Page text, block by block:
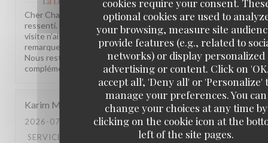
cookies require your consent.
optional cookies are used to
your browsing, measure site
provide features (e.g., related to
networks) or display personalized
advertising or content. Click on
accept all', 'Deny all' or 'Personalize'
manage your preferences. You can
change your choices at any time by
clicking on the cookie icon at the
left of the site pages.
Cher Charles, Merci d'avoir pris le temps de partager votre
ressenti. Nous sommes sincèrement désolés que votre
visite n'ait pas été à la hauteur de vos attentes. Vos
remarques sont précieuses et nous les prenons à cœur.
Nous restons à votre disposition pour tout échange
complémentaire. L'équipe de la Brasserie La Lorraine
Karim M
2026-07-17
- 20:30 - GUESTS 2
SERVICE
4/5 FOOD: 4/5 VALUE: